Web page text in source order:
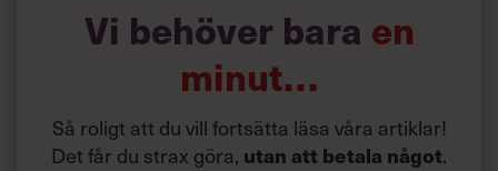
Vi behöver bara en
minut…
Så roligt att du vill fortsätta läsa våra artiklar!
Det får du strax göra, utan att betala något.